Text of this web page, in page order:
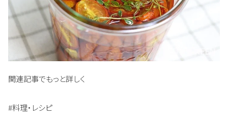
関連記事でもっと詳しく
#料理・レシピ